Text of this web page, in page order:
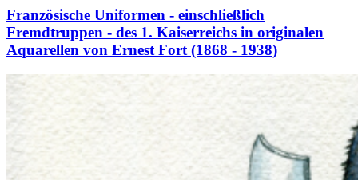
Französische Uniformen - einschließlich
Fremdtruppen - des 1. Kaiserreichs in originalen
Aquarellen von Ernest Fort (1868 - 1938)